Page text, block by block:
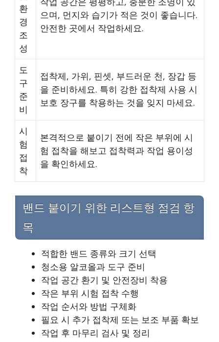
환
경
조
성
으며, 먼지와 습기가 적은 것이 좋습니다.
안전한 곳에서 작업하세요.
도
구
준
비
접착제, 가위, 핀셋, 부드러운 천, 장갑 등
을 준비하세요. 특히 강한 접착제 사용 시
보호 장구를 착용하는 것을 잊지 마세요.
시
험
접
착
본격적으로 붙이기 전에 작은 부위에 시
험 접착을 해보고 접착력과 작업 용이성
을 확인하세요.
밴드 붙이기 위한 리스트형 점검 항
목
적합한 밴드 종류와 크기 선택
청소용 알코올과 도구 준비
작업 공간 환기 및 안전장비 착용
작은 부위 시험 접착 수행
작업 순서와 방법 구체화
필요 시 추가 접착제 또는 보조 부품 확보
작업 후 마무리 검사 및 정리